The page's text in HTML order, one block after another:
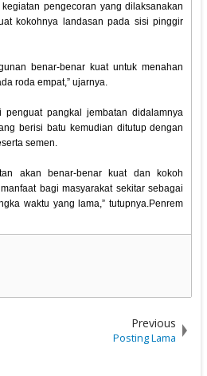
pengecoran yang dilaksanakan
kokohnya landasan pada sisi pinggir
benar-benar kuat untuk menahan
roda empat,” ujarnya.
penguat pangkal jembatan didalamnya
berisi batu kemudian ditutup dengan
semen.
akan benar-benar kuat dan kokoh
bagi masyarakat sekitar sebagai
waktu yang lama,” tutupnya.Penrem
Previous
Posting Lama